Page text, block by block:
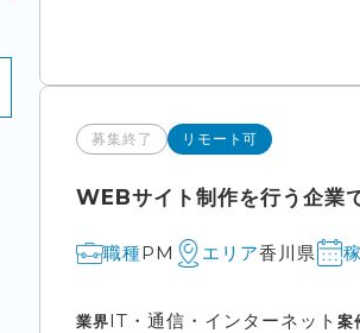
募集終了 リモート可
WEBサイト制作を行う企業
職種PM エリア香川県
業界IT・通信・インターネット 案